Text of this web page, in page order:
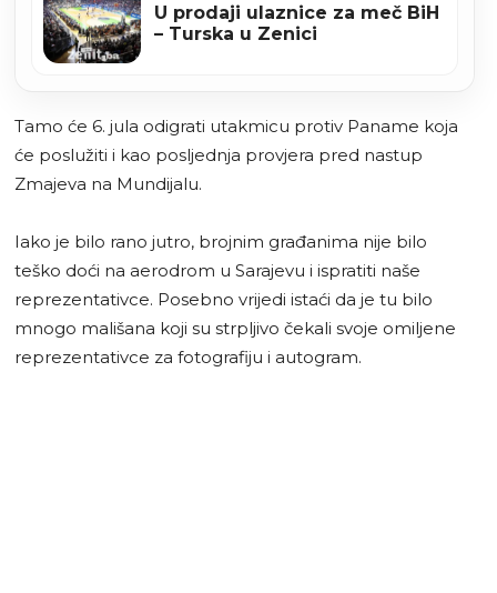
U prodaji ulaznice za meč BiH
– Turska u Zenici
Tamo će 6. jula odigrati utakmicu protiv Paname koja
će poslužiti i kao posljednja provjera pred nastup
Zmajeva na Mundijalu.
Iako je bilo rano jutro, brojnim građanima nije bilo
teško doći na aerodrom u Sarajevu i ispratiti naše
reprezentativce. Posebno vrijedi istaći da je tu bilo
mnogo mališana koji su strpljivo čekali svoje omiljene
reprezentativce za fotografiju i autogram.